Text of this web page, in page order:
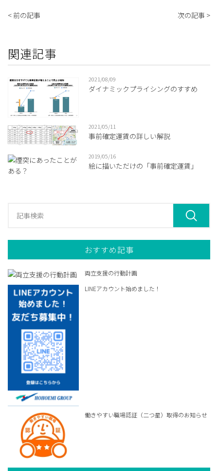
< 前の記事 次の記事 >
関連記事
2021/08/09
ダイナミックプライシングのすすめ
2021/05/11
事前確定運賃の詳しい解説
2019/05/16
絵に描いただけの「事前確定運賃」
おすすめ記事
両立支援の行動計画
LINEアカウント始めました！
働きやすい職場認証（二つ星）取得のお知らせ